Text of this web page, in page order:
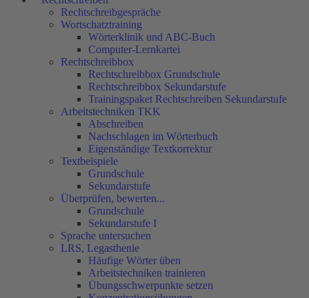
Rechtschreibgespräche
Wortschatztraining
Wörterklinik und ABC-Buch
Computer-Lernkartei
Rechtschreibbox
Rechtschreibbox Grundschule
Rechtschreibbox Sekundarstufe
Trainingspaket Rechtschreiben Sekundarstufe
Arbeitstechniken TKK
Abschreiben
Nachschlagen im Wörterbuch
Eigenständige Textkorrektur
Textbeispiele
Grundschule
Sekundarstufe
Überprüfen, bewerten...
Grundschule
Sekundarstufe I
Sprache untersuchen
LRS, Legasthenie
Häufige Wörter üben
Arbeitstechniken trainieren
Übungsschwerpunkte setzen